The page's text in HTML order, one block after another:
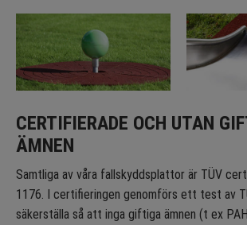
CERTIFIERADE OCH UTAN
ÄMNEN
Samtliga av våra fallskyddsplattor är TÜV
1176. I certifieringen genomförs ett test av
säkerställa så att inga giftiga ämnen (t ex